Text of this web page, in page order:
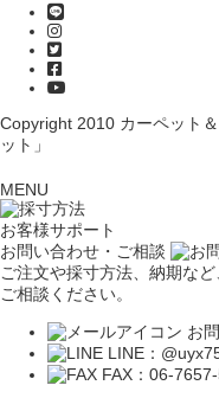
Copyright 2010 カーペット
ット」
MENU
お客様サポート
お問い合わせ・ご相談
ご注文や採寸方法、納期な
ご相談ください。
お
LINE：
FAX：06-